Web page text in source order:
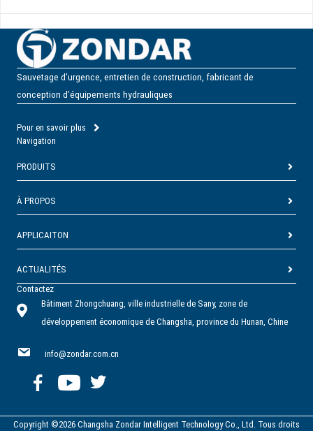
Sauvetage d’urgence, entretien de construction, fabricant de
conception d’équipements hydrauliques
Pour en savoir plus
Navigation
PRODUITS
À PROPOS
APPLICAITON
ACTUALITÉS
Contactez
Bâtiment Zhongchuang, ville industrielle de Sany, zone de
développement économique de Changsha, province du Hunan, Chine
info@zondar.com.cn
Copyright ©2026 Changsha Zondar Intelligent Technology Co., Ltd. Tous droits